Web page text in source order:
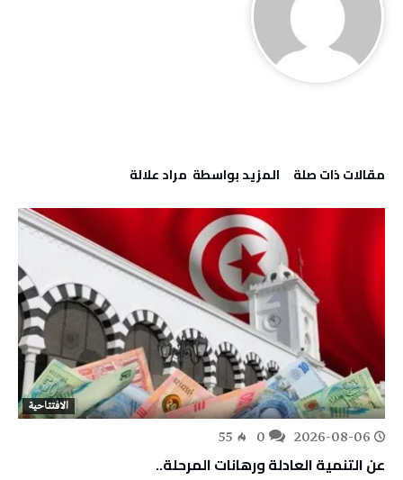
‫مقالات ذات صلة‬ ‫‫المزيد بواسطة‬ ‬ مراد علالة
الافتتاحية
2026-08-06
55
عن التنمية العادلة ورهانات المرحلة..